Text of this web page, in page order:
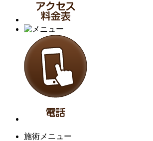
施術メニュー